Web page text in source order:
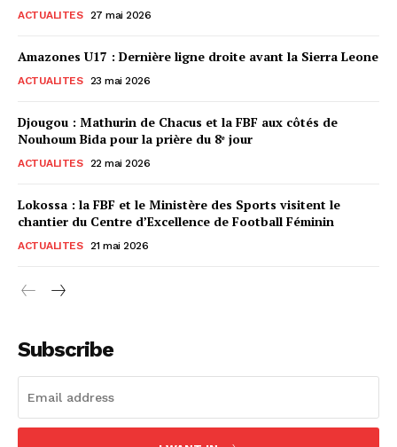
ACTUALITES 27 mai 2026
Amazones U17 : Dernière ligne droite avant la Sierra Leone
ACTUALITES 23 mai 2026
Djougou : Mathurin de Chacus et la FBF aux côtés de
Nouhoum Bida pour la prière du 8ᵉ jour
ACTUALITES 22 mai 2026
Lokossa : la FBF et le Ministère des Sports visitent le
chantier du Centre d’Excellence de Football Féminin
ACTUALITES 21 mai 2026
Subscribe